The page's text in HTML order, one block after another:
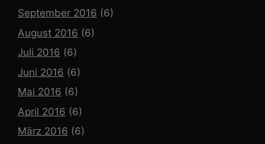
September 2016 (6)
August 2016 (6)
Juli 2016 (6)
Juni 2016 (6)
Mai 2016 (6)
April 2016 (6)
März 2016 (6)